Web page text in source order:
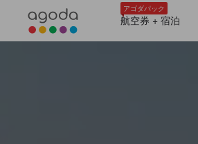
アゴダパック
航空券 + 宿泊